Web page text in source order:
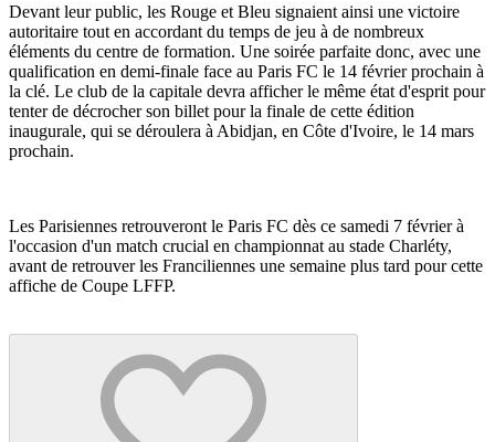
Devant leur public, les Rouge et Bleu signaient ainsi une victoire
autoritaire tout en accordant du temps de jeu à de nombreux
éléments du centre de formation. Une soirée parfaite donc, avec une
qualification en demi-finale face au Paris FC le 14 février prochain à
la clé. Le club de la capitale devra afficher le même état d'esprit pour
tenter de décrocher son billet pour la finale de cette édition
inaugurale, qui se déroulera à Abidjan, en Côte d'Ivoire, le 14 mars
prochain.
Les Parisiennes retrouveront le Paris FC dès ce samedi 7 février à
l'occasion d'un match crucial en championnat au stade Charléty,
avant de retrouver les Franciliennes une semaine plus tard pour cette
affiche de Coupe LFFP.